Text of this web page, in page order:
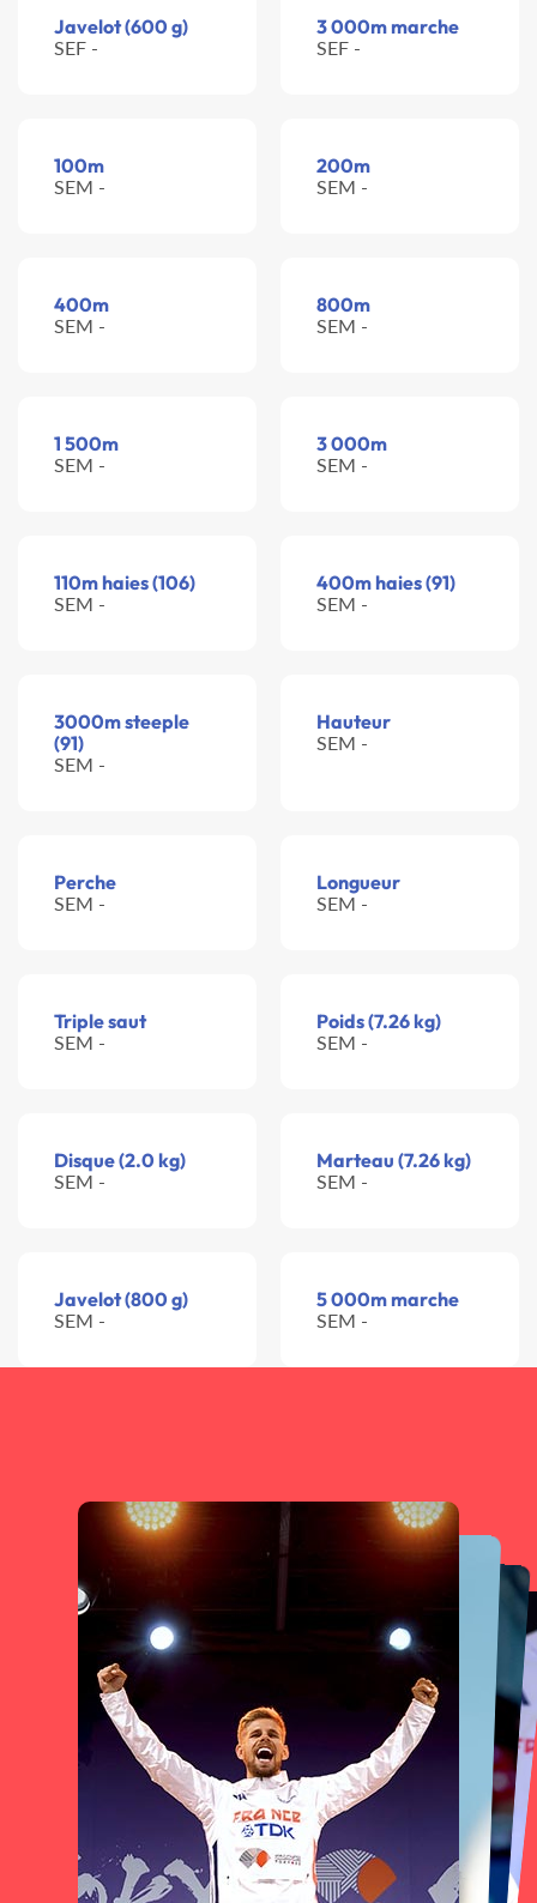
Javelot (600 g)
SEF -
3 000m marche
SEF -
100m
SEM -
200m
SEM -
400m
SEM -
800m
SEM -
1 500m
SEM -
3 000m
SEM -
110m haies (106)
SEM -
400m haies (91)
SEM -
3000m steeple
(91)
SEM -
Hauteur
SEM -
Perche
SEM -
Longueur
SEM -
Triple saut
SEM -
Poids (7.26 kg)
SEM -
Disque (2.0 kg)
SEM -
Marteau (7.26 kg)
SEM -
Javelot (800 g)
SEM -
5 000m marche
SEM -